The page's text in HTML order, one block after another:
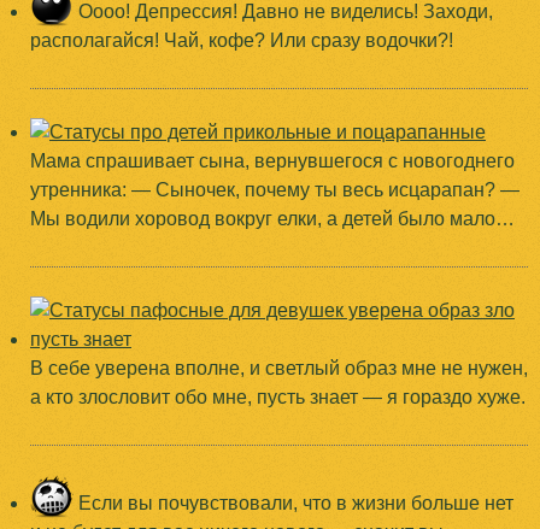
Оооо! Депрессия! Давно не виделись! Заходи,
располагайся! Чай, кофе? Или сразу водочки?!
Мама спрашивает сына, вернувшегося с новогоднего
утренника: — Сыночек, почему ты весь исцарапан? —
Мы водили хоровод вокруг елки, а детей было мало…
В себе уверена вполне, и светлый образ мне не нужен,
а кто злословит обо мне, пусть знает — я гораздо хуже.
Если вы почувствовали, что в жизни больше нет